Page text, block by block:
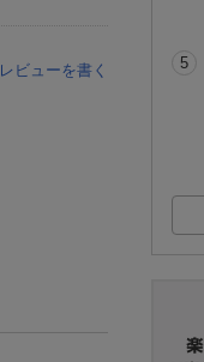
レビューを書く
5